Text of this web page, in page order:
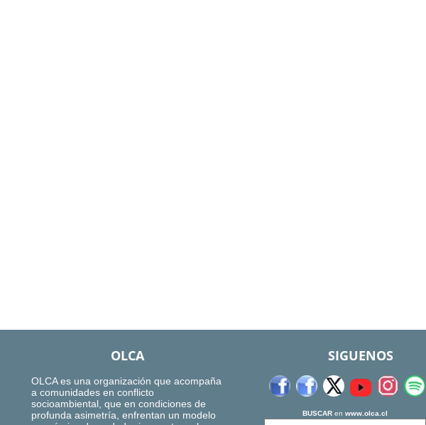
OLCA
OLCA es una organización que acompaña
a comunidades en conflicto
socioambiental, que en condiciones de
profunda asimetría, enfrentan un modelo
SIGUENOS
BUSCARen www.olca.cl